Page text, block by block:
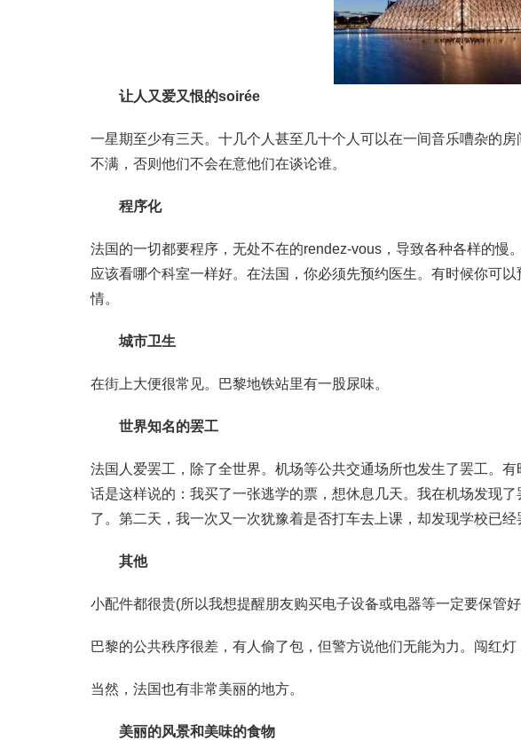
让人又爱又恨的soirée
一星期至少有三天。十几个人甚至几十个人可以在一间音乐嘈杂的
不满，否则他们不会在意他们在谈论谁。
程序化
法国的一切都要程序，无处不在的rendez-vous，导致各种各样的慢
应该看哪个科室一样好。在法国，你必须先预约医生。有时候你可
情。
城市卫生
在街上大便很常见。巴黎地铁站里有一股尿味。
世界知名的罢工
法国人爱罢工，除了全世界。机场等公共交通场所也发生了罢工。
话是这样说的：我买了一张逃学的票，想休息几天。我在机场发现
了。第二天，我一次又一次犹豫着是否打车去上课，却发现学校已经
其他
小配件都很贵(所以我想提醒朋友购买电子设备或电器等一定要保管
巴黎的公共秩序很差，有人偷了包，但警方说他们无能为力。闯红灯
当然，法国也有非常美丽的地方。
美丽的风景和美味的食物